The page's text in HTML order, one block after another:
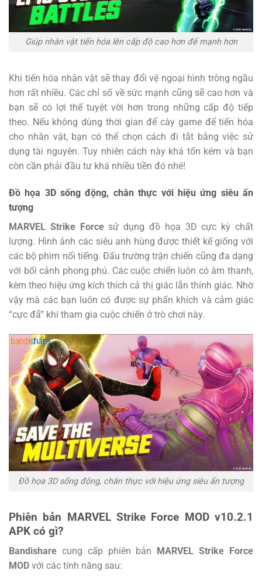
Giúp nhân vật tiến hóa lên cấp độ cao hơn để mạnh hơn
Khi tiến hóa nhân vật sẽ thay đổi vệ ngoại hình trông ngầu
hơn rất nhiều. Các chỉ số về sức mạnh cũng sẽ cao hơn và
bạn sẽ có lợi thế tuyệt vời hơn trong những cấp độ tiếp
theo. Nếu không dùng thời gian để cày game để tiến hóa
cho nhân vật, bạn có thể chọn cách đi tắt bằng việc sử
dụng tài nguyên. Tuy nhiên cách này khá tốn kém và bạn
còn cần phải đầu tư khá nhiều tiền đó nhé!
Đồ họa 3D sống động, chân thực với hiệu ứng siêu ấn
tượng
MARVEL Strike Forcesử dụng đồ họa 3D cực kỳ chất
lượng. Hình ảnh các siêu anh hùng được thiết kế giống với
các bộ phim nổi tiếng. Đấu trường trận chiến cũng đa dạng
với bối cảnh phong phú. Các cuộc chiến luôn có âm thanh,
kèm theo hiệu ứng kích thích cả thị giác lẫn thính giác. Nhờ
vậy mà các bạn luôn có được sự phấn khích và cảm giác
“cực đã” khi tham gia cuộc chiến ở trò chơi này.
Đồ họa 3D sống động, chân thực với hiệu ứng siêu ấn tượng
Phiên bản MARVEL Strike Force MOD v10.2.1
APK có gì?
Bandishare cung cấp phiên bản
MARVEL Strike Force
MOD với các tính năng sau: